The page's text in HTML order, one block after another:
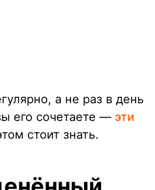
а не раз в день
его сочетаете — эти
стоит знать.